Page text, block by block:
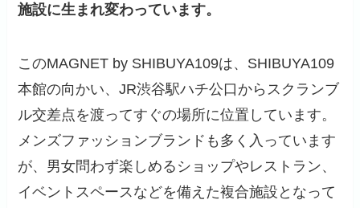
施設に生まれ変わっています。
このMAGNET by SHIBUYA109は、SHIBUYA109
本館の向かい、JR渋谷駅ハチ公口からスクランブ
ル交差点を渡ってすぐの場所に位置しています。
メンズファッションブランドも多く入っています
が、男女問わず楽しめるショップやレストラン、
イベントスペースなどを備えた複合施設となって